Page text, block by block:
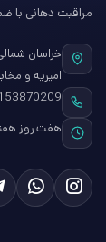
مراقبت دهانی با
خراسان
امیریه و
هفت روز